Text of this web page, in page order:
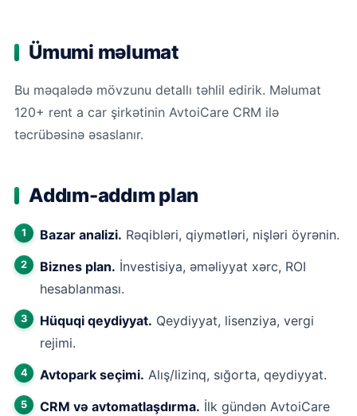
Ümumi məlumat
Bu məqalədə mövzunu detallı təhlil edirik. Məlumat
120+ rent a car şirkətinin AvtoiCare CRM ilə
təcrübəsinə əsaslanır.
Addım-addım plan
Bazar analizi. Rəqibləri, qiymətləri, nişləri öyrənin.
Biznes plan. İnvestisiya, əməliyyat xərc, ROI
hesablanması.
Hüquqi qeydiyyat. Qeydiyyat, lisenziya, vergi
rejimi.
Avtopark seçimi. Alış/lizinq, sığorta, qeydiyyat.
CRM və avtomatlaşdırma. İlk gündən AvtoiCare